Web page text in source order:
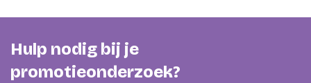
Hulp nodig bij je
promotieonderzoek?